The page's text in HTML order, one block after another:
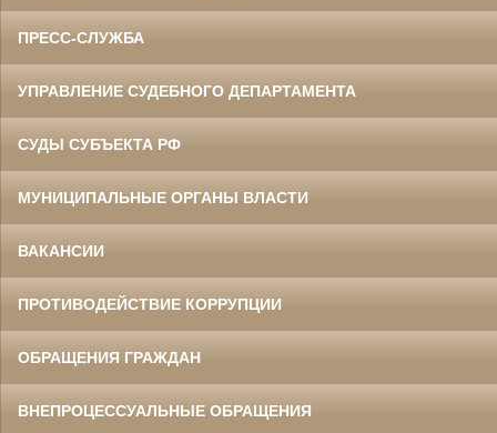
ПРЕСС-СЛУЖБА
УПРАВЛЕНИЕ СУДЕБНОГО ДЕПАРТАМЕНТА
СУДЫ СУБЪЕКТА РФ
МУНИЦИПАЛЬНЫЕ ОРГАНЫ ВЛАСТИ
ВАКАНСИИ
ПРОТИВОДЕЙСТВИЕ КОРРУПЦИИ
ОБРАЩЕНИЯ ГРАЖДАН
ВНЕПРОЦЕССУАЛЬНЫЕ ОБРАЩЕНИЯ